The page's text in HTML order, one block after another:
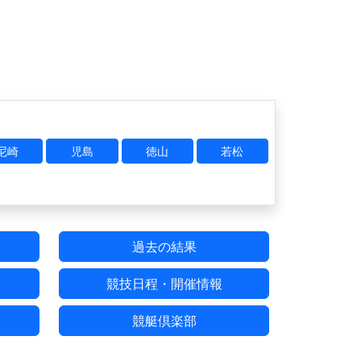
崎 児島 徳山 若松
過去の結果
競技日程・開催情報
競艇倶楽部